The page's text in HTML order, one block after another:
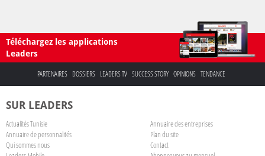
Téléchargez les applications
Leaders
PARTENAIRES DOSSIERS LEADERS TV SUCCESS STORY OPINIONS TENDANCE
SUR LEADERS
Actualités Tunisie
Annuaire des entreprises
Annuaire de personnalités
Plan du site
Qui sommes nous
Contact